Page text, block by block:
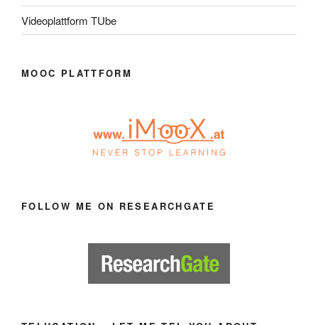
Videoplattform TUbe
MOOC PLATTFORM
FOLLOW ME ON RESEARCHGATE